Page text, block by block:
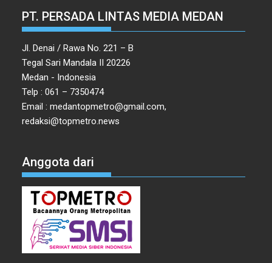
PT. PERSADA LINTAS MEDIA MEDAN
Jl. Denai / Rawa No. 221 – B
Tegal Sari Mandala II 20226
Medan - Indonesia
Telp : 061 – 7350474
Email : medantopmetro@gmail.com,
redaksi@topmetro.news
Anggota dari